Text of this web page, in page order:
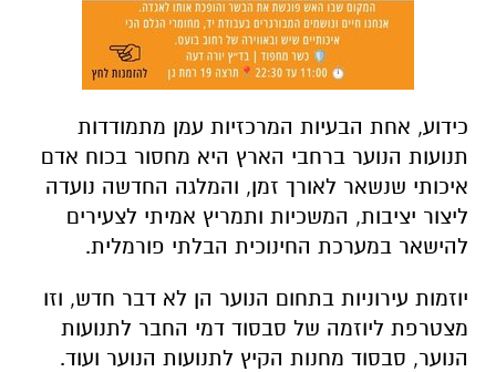
כידוע, אחת הבעיות המרכזיות עמן מתמודדות
תנועות הנוער ברחבי הארץ היא מחסור בכוח אדם
איכותי שנשאר לאורך זמן, והמלגה החדשה נועדה
ליצור יציבות, המשכיות ותמריץ אמיתי לצעירים
להישאר במערכת החינוכית הבלתי פורמלית.
יוזמות עירוניות בתחום הנוער הן לא דבר חדש, וזו
מצטרפת ליוזמה של סבסוד דמי החבר לתנועות
הנוער, סבסוד מחנות הקיץ לתנועות הנוער ועוד.